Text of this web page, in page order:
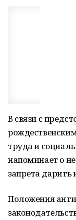
В связи с
труда и
напоминает о
запрета дарить
Положения